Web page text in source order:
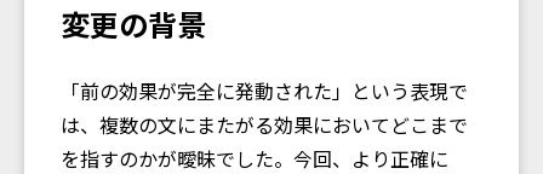
変更の背景
「前の効果が完全に発動された」という表現で
は、複数の文にまたがる効果においてどこまで
を指すのかが曖昧でした。今回、より正確に